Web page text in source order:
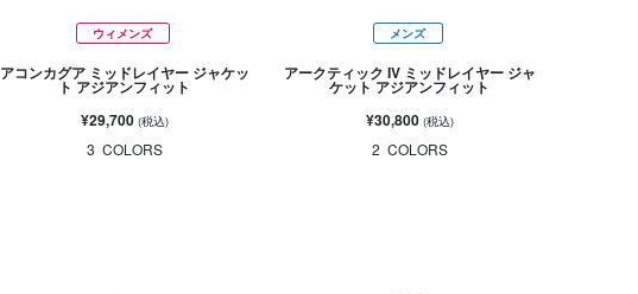
ウィメンズ
アコンカグア ミッドレイヤー ジャケッ
ト アジアンフィット
¥29,700 (税込)
3 COLORS
メンズ
アークティック IV ミッドレイヤー ジャ
ケット アジアンフィット
¥30,800 (税込)
2 COLORS